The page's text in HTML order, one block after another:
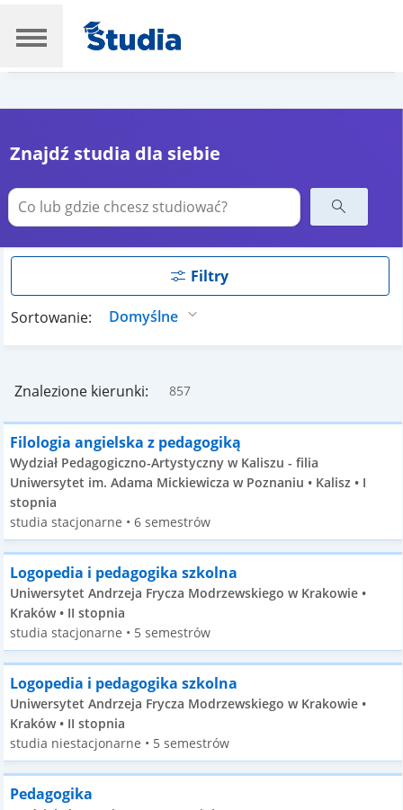
Znajdź studia dla siebie
Filtry
Sortowanie:
Znalezione kierunki: 857
Filologia angielska z pedagogiką
Wydział Pedagogiczno-Artystyczny w Kaliszu - filia
Uniwersytet im. Adama Mickiewicza w Poznaniu • Kalisz • I
stopnia
studia stacjonarne • 6 semestrów
Logopedia i pedagogika szkolna
Uniwersytet Andrzeja Frycza Modrzewskiego w Krakowie •
Kraków • II stopnia
studia stacjonarne • 5 semestrów
Logopedia i pedagogika szkolna
Uniwersytet Andrzeja Frycza Modrzewskiego w Krakowie •
Kraków • II stopnia
studia niestacjonarne • 5 semestrów
Pedagogika